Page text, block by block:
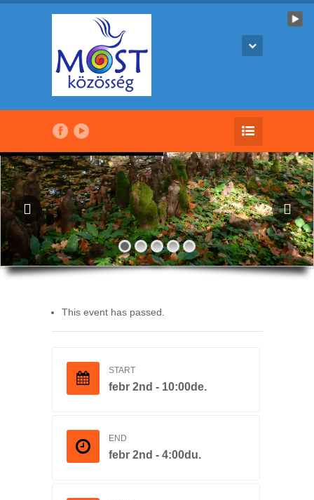
This event has passed.
START
febr 2nd - 10:00de.
END
febr 2nd - 4:00du.